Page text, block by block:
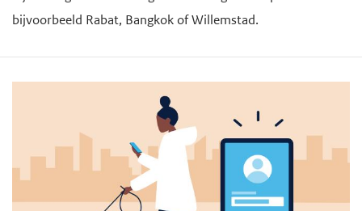
bijvoorbeeld Rabat, Bangkok of Willemstad.